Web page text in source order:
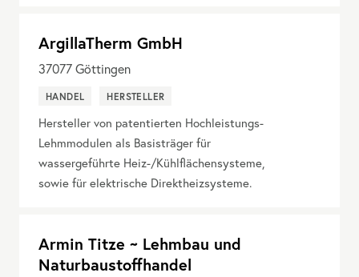
ArgillaTherm GmbH
37077Göttingen
HANDEL HERSTELLER
Hersteller von patentierten Hochleistungs-
Lehmmodulen als Basisträger für
wassergeführte Heiz-/Kühlflächensysteme,
sowie für elektrische Direktheizsysteme.
Armin Titze ~ Lehmbau und
Naturbaustoffhandel